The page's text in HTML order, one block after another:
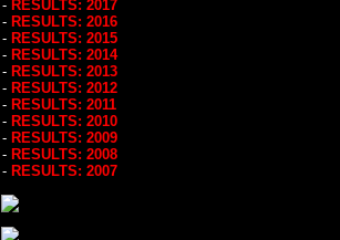
- RESULTS: 2017
- RESULTS: 2016
- RESULTS: 2015
- RESULTS: 2014
- RESULTS: 2013
- RESULTS: 2012
- RESULTS: 2011
- RESULTS: 2010
- RESULTS: 2009
- RESULTS: 2008
- RESULTS: 2007